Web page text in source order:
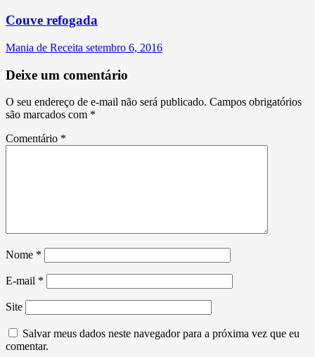
Couve refogada
Mania de Receita setembro 6, 2016
Deixe um comentário
O seu endereço de e-mail não será publicado. Campos obrigatórios
são marcados com *
Comentário *
Nome *
E-mail *
Site
Salvar meus dados neste navegador para a próxima vez que eu
comentar.